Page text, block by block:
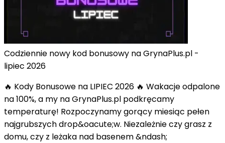
Codziennie nowy kod bonusowy na GrynaPlus.pl -
lipiec 2026
🔥 Kody Bonusowe na LIPIEC 2026 🔥 Wakacje odpalone
na 100%, a my na GrynaPlus.pl podkręcamy
temperaturę! Rozpoczynamy gorący miesiąc pełen
najgrubszych drop&oacute;w. Niezależnie czy grasz z
domu, czy z leżaka nad basenem &ndash;